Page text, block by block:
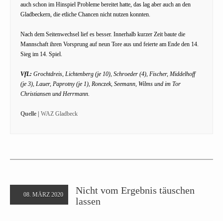
auch schon im Hinspiel Probleme bereitet hatte, das lag aber auch an den
Gladbeckern, die etliche Chancen nicht nutzen konnten.
Nach dem Seitenwechsel lief es besser. Innerhalb kurzer Zeit baute die
Mannschaft ihren Vorsprung auf neun Tore aus und feierte am Ende den 14.
Sieg im 14. Spiel.
VfL: Grochtdreis, Lichtenberg (je 10), Schroeder (4), Fischer, Middelhoff
(je 3), Lauer, Paprotny (je 1), Ronczek, Seemann, Wilms und im Tor
Christiansen und Herrmann.
Quelle | WAZ Gladbeck
08. MÄRZ 2020
Nicht vom Ergebnis täuschen
lassen